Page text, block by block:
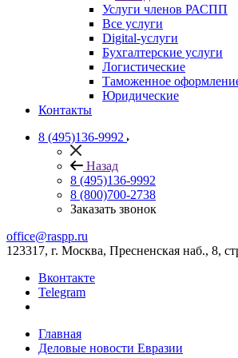
Услуги членов РАСПП
Все услуги
Digital-услуги
Бухгалтерские услуги
Логистические
Таможенное
Юридические
Контакты
8 (495)136-9992
Назад
8 (495)136-9992
8 (800)700-2738
Заказать звонок
office@raspp.ru
123317, г. Москва, Пресненская наб., 8,
Вконтакте
Telegram
Главная
Деловые новости Евразии